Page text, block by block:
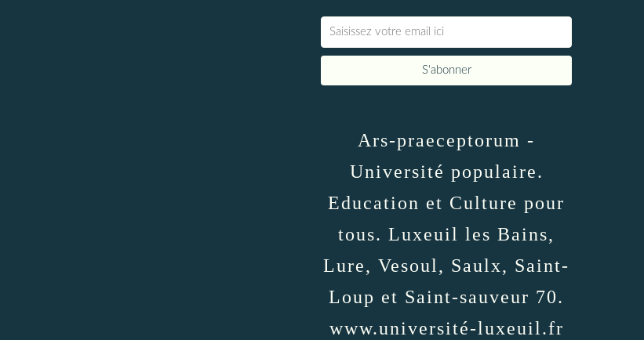
Ars-praeceptorum -
Université populaire.
Education et Culture pour
tous. Luxeuil les Bains,
Lure, Vesoul, Saulx, Saint-
Loup et Saint-sauveur 70.
www.université-luxeuil.fr